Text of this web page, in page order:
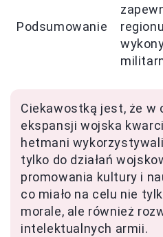
Podsumowanie
Ciekawostką jest, że w
ekspansji wojska
hetmani
tylko do działań
promowania kultury i
co miało na celu nie
morale, ale również
intelektualnych armii.